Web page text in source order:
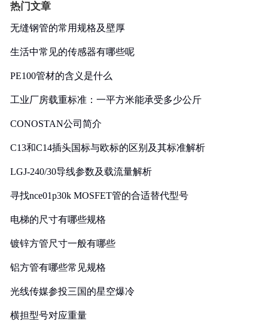
热门文章
无缝钢管的常用规格及壁厚
生活中常见的传感器有哪些呢
PE100管材的含义是什么
工业厂房载重标准：一平方米能承受多少公斤
CONOSTAN公司简介
C13和C14插头国标与欧标的区别及其标准解析
LGJ-240/30导线参数及载流量解析
寻找nce01p30k MOSFET管的合适替代型号
电梯的尺寸有哪些规格
镀锌方管尺寸一般有哪些
铝方管有哪些常见规格
光线传媒参投三国的星空爆冷
横担型号对应重量